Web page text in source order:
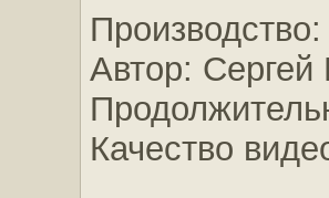
Автор: Сергей
Качество